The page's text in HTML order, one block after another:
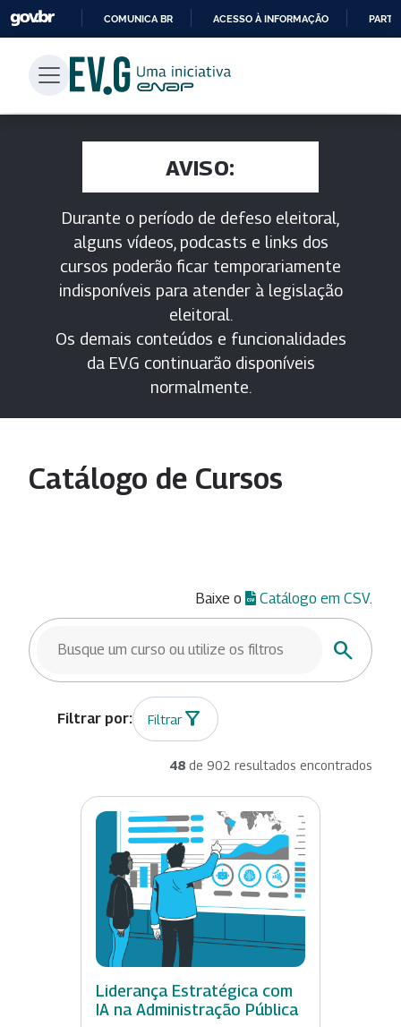
PARA
CONTEÚDO
COMUNICA BR ACESSO À INFORMAÇÃO
AVISO:
Durante o período de defeso eleitoral,
alguns vídeos, podcasts e links dos
cursos poderão ficar temporariamente
indisponíveis para atender à legislação
eleitoral.
Os demais conteúdos e funcionalidades
da EV.G continuarão disponíveis
normalmente.
Catálogo de Cursos
Baixe o Catálogo em CSV.
BUSCAR CURSOS
Buscar
Filtrar
48 de 902 resultados encontrados
Liderança Estratégica com
IA na Administração Pública